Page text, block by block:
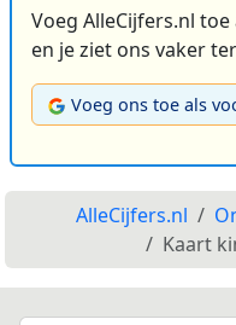
Voeg AlleCijfers.nl
en je ziet ons vaker
Voeg ons toe als
AlleCijfers.nl
Kaart